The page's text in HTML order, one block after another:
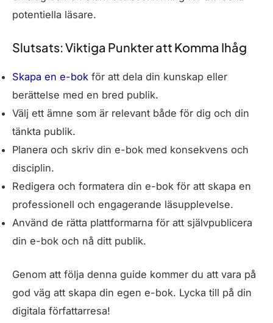
potentiella läsare.
Slutsats: Viktiga Punkter att Komma Ihåg
Skapa en e-bok för att dela din kunskap eller
berättelse med en bred publik.
Välj ett ämne som är relevant både för dig och din
tänkta publik.
Planera och skriv din e-bok med konsekvens och
disciplin.
Redigera och formatera din e-bok för att skapa en
professionell och engagerande läsupplevelse.
Använd de rätta plattformarna för att självpublicera
din e-bok och nå ditt publik.
Genom att följa denna guide kommer du att vara på
god väg att skapa din egen e-bok. Lycka till på din
digitala författarresa!